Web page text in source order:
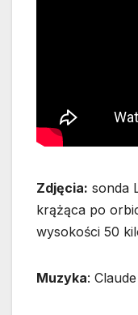
Zdjęcia: sonda
krążąca po
wysokości 50
Muzyka: